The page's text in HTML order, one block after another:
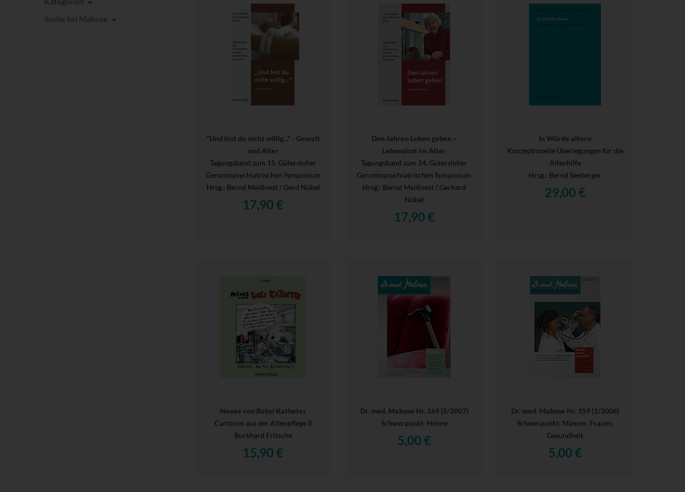
Suche bei Mabuse
"Und bist du nicht willig..." - Gewalt
und Alter
Tagungsband zum 15. Gütersloher
Gerontopsychiatrischen Symposium
Hrsg.: Bernd Meißnest / Gerd Nübel
17,90 €
Den Jahren Leben geben –
Lebenslust im Alter
Tagungsband zum 14. Gütersloher
Gerontopsychiatrischen Symposium
Hrsg.: Bernd Meißnest / Gerhard
Nübel
17,90 €
In Würde altern
Konzeptionelle Überlegungen für die
Altenhilfe
Hrsg.: Bernd Seeberger
29,00 €
Neues von Babsi Katheter
Cartoons aus der Altenpflege II
Burkhard Fritsche
15,90 €
Dr. med. Mabuse Nr. 169 (5/2007)
Schwerpunkt: Heime
5,00 €
Dr. med. Mabuse Nr. 159 (1/2006)
Schwerpunkt: Männer, Frauen,
Gesundheit
5,00 €